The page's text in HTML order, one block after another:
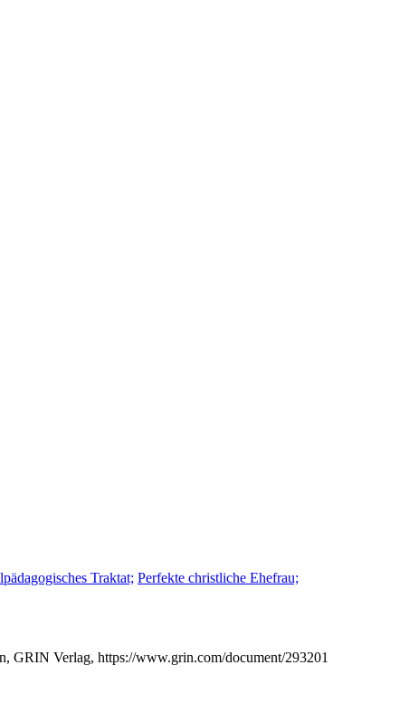
Traktat; Perfekte christliche Ehefrau;
GRIN Verlag, https://www.grin.com/document/293201